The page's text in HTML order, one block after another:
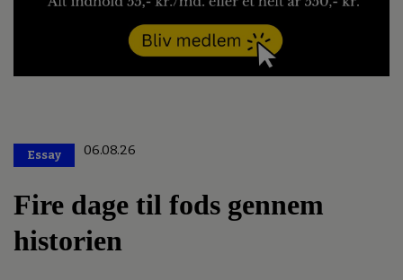
Essay 06.08.26
Fire dage til fods gennem
historien